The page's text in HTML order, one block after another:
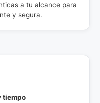
a tu alcance para
y segura.
tiempo